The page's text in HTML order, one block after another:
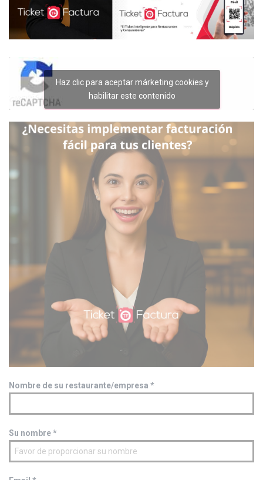
Haz clic para aceptar márketing cookies y
habilitar este contenido
Nombre de su restaurante/empresa *
Su nombre*